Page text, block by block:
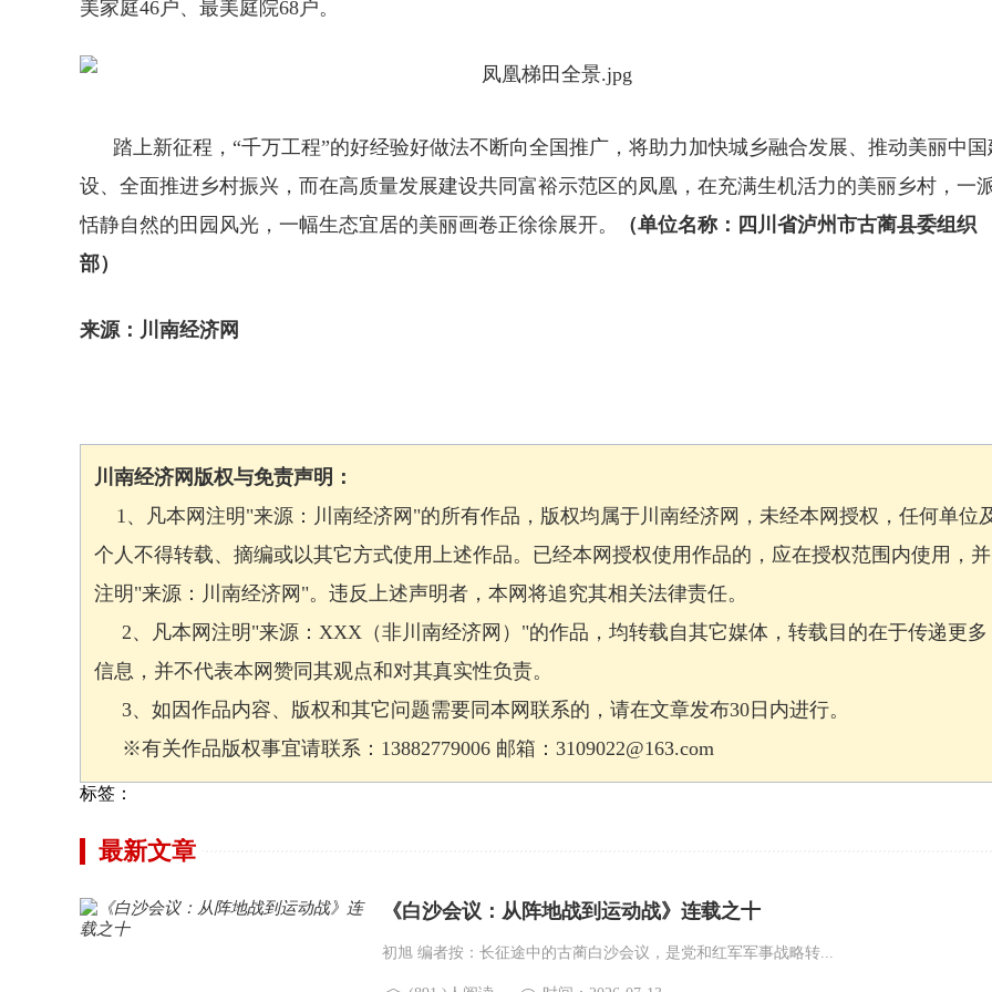
美家庭46户、最美庭院68户。
踏上新征程，“千万工程”的好经验好做法不断向全国推广，将助力加快城乡融合发展、推动美丽中国
设、全面推进乡村振兴，而在高质量发展建设共同富裕示范区的凤凰，在充满生机活力的美丽乡村，一
恬静自然的田园风光，一幅生态宜居的美丽画卷正徐徐展开。
（单位名称：四川省泸州市古蔺县委组织
部）
来源：川南经济网
川南经济网版权与免责声明：
1、凡本网注明"来源：川南经济网"的所有作品，版权均属于川南经济网，未经本网授权，任何单位
个人不得转载、摘编或以其它方式使用上述作品。已经本网授权使用作品的，应在授权范围内使用，并
注明"来源：川南经济网"。违反上述声明者，本网将追究其相关法律责任。
2、凡本网注明"来源：XXX（非川南经济网）"的作品，均转载自其它媒体，转载目的在于传递更多
信息，并不代表本网赞同其观点和对其真实性负责。
3、如因作品内容、版权和其它问题需要同本网联系的，请在文章发布30日内进行。
※有关作品版权事宜请联系：13882779006 邮箱：3109022@163.com
标签：
最新文章
《白沙会议：从阵地战到运动战》连载之十
初旭 编者按：长征途中的古蔺白沙会议，是党和红军军事战略转...